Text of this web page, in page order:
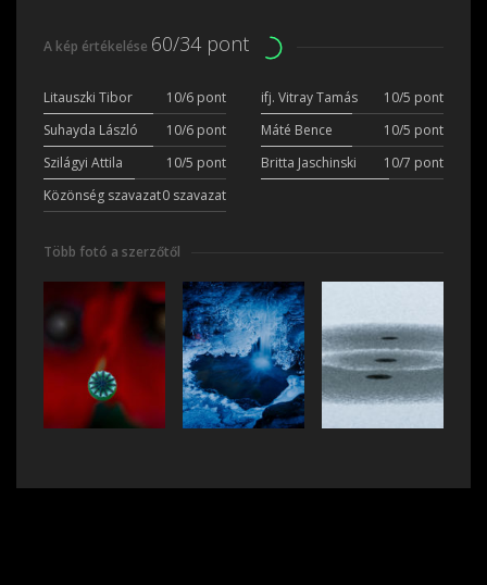
A kép értékelése 60/34 pont
Litauszki Tibor 10/6 pont ifj. Vitray Tamás
10/5 pont
Suhayda László
10/6 pont Máté Bence
10/5 pont
Szilágyi Attila
10/5 pont Britta Jaschinski
10/7 pont
Közönség szavazat0 szavazat
Több fotó a szerzőtől